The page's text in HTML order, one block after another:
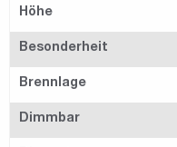
Höhe
Besonderheit
Brennlage
Dimmbar